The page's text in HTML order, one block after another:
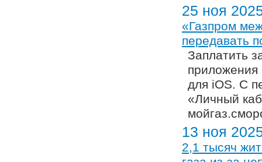
25 ноя
«Газпром
передавать
Заплатить
для iOS. С
«Личный
13 ноя
2,1 тысяч